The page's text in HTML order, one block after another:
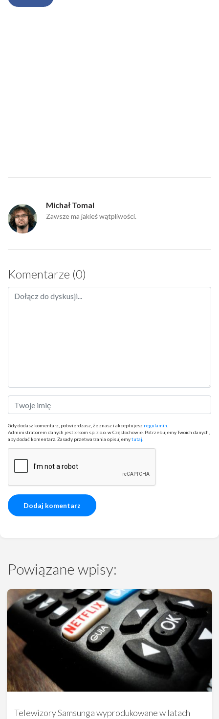
Michał Tomal
Zawsze ma jakieś wątpliwości.
Komentarze (0)
Gdy dodasz komentarz, potwierdzasz, że znasz i akceptujesz regulamin
Administratorem danych jest x-kom sp. z o.o. w Częstochowie. Potrzebujemy Twoich danych,
aby dodać komentarz. Zasady przetwarzania opisujemytutaj
Powiązane wpisy:
Telewizory Samsunga wyprodukowane w latach